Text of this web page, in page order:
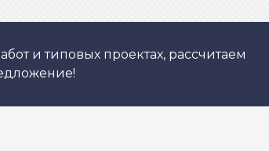
и типовых проектах, рассчитаем